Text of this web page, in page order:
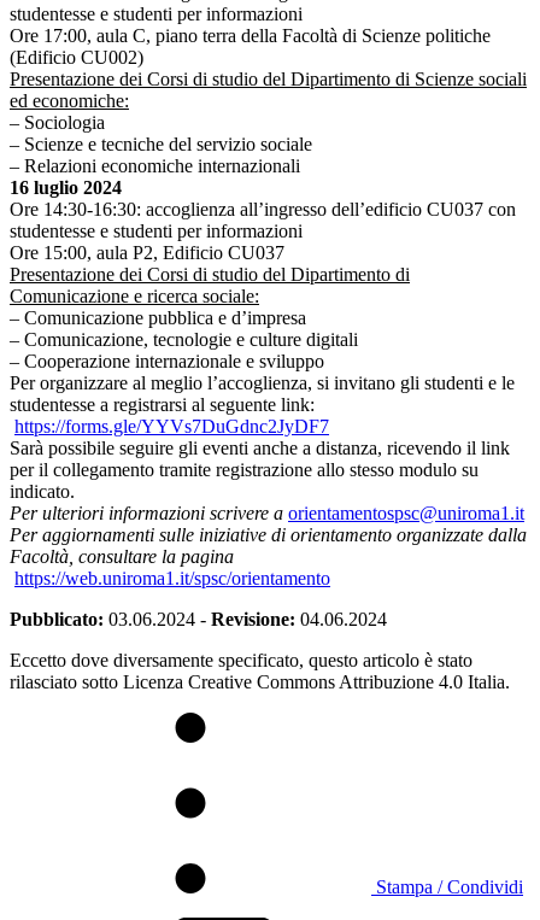
studentesse e studenti per informazioni
Ore 17:00, aula C, piano terra della Facoltà di Scienze politiche
(Edificio CU002)
Presentazione dei Corsi di studio del Dipartimento di Scienze sociali
ed economiche:
– Sociologia
– Scienze e tecniche del servizio sociale
– Relazioni economiche internazionali
16 luglio 2024
Ore 14:30-16:30: accoglienza all’ingresso dell’edificio CU037 con
studentesse e studenti per informazioni
Ore 15:00, aula P2, Edificio CU037
Presentazione dei Corsi di studio del Dipartimento di
Comunicazione e ricerca sociale:
– Comunicazione pubblica e d’impresa
– Comunicazione, tecnologie e culture digitali
– Cooperazione internazionale e sviluppo
Per organizzare al meglio l’accoglienza, si invitano gli studenti e le
studentesse a registrarsi al seguente link:
https://forms.gle/YYVs7DuGdnc2JyDF7
Sarà possibile seguire gli eventi anche a distanza, ricevendo il link
per il collegamento tramite registrazione allo stesso modulo su
indicato.
Per ulteriori informazioni scrivere a orientamentospsc@uniroma1.it
Per aggiornamenti sulle iniziative di orientamento organizzate dalla
Facoltà, consultare la pagina
https://web.uniroma1.it/spsc/orientamento
Pubblicato: 03.06.2024 - Revisione: 04.06.2024
Eccetto dove diversamente specificato, questo articolo è stato
rilasciato sotto Licenza Creative Commons Attribuzione 4.0 Italia.
Stampa / Condividi